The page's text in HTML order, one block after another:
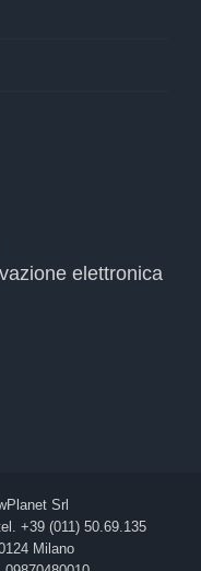
elettronica
Srl
+39 (011) 50.69.135
Milano